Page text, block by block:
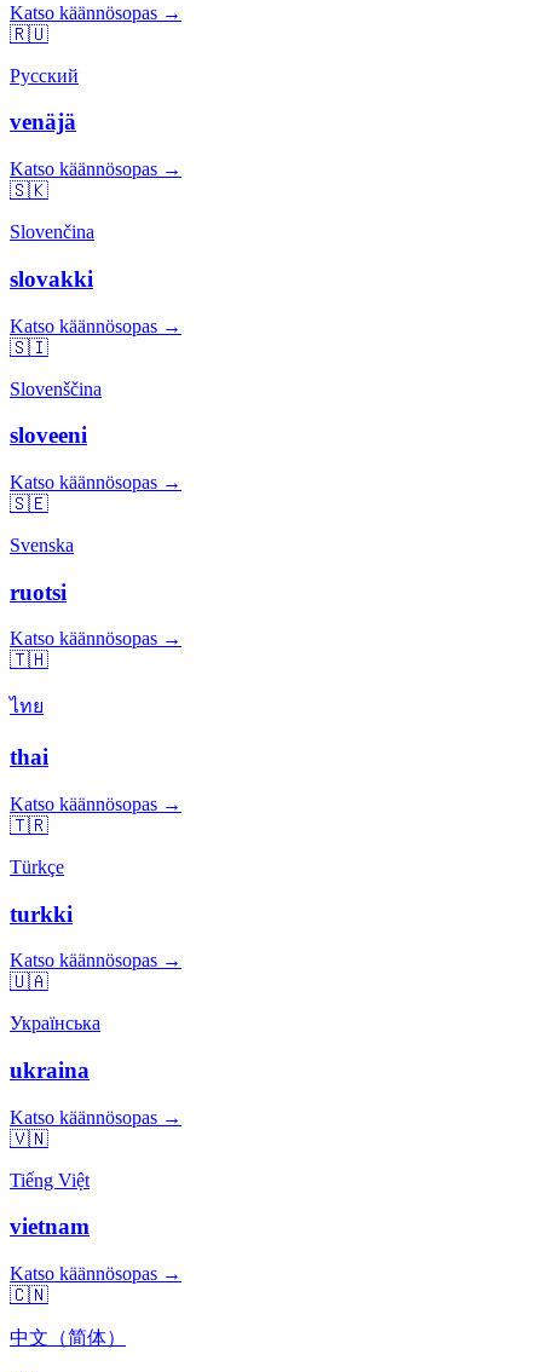
Katso käännösopas →
🇷🇺
Русский
venäjä
Katso käännösopas →
🇸🇰
Slovenčina
slovakki
Katso käännösopas →
🇸🇮
Slovenščina
sloveeni
Katso käännösopas →
🇸🇪
Svenska
ruotsi
Katso käännösopas →
🇹🇭
ไทย
thai
Katso käännösopas →
🇹🇷
Türkçe
turkki
Katso käännösopas →
🇺🇦
Українська
ukraina
Katso käännösopas →
🇻🇳
Tiếng Việt
vietnam
Katso käännösopas →
🇨🇳
中文（简体）